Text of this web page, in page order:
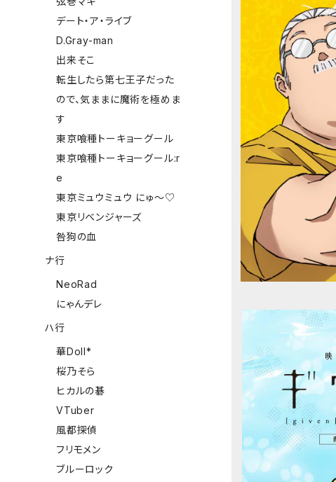
デート・ア・ライブ
D.Gray-man
出来そこ
転生したら第七王子だった
ので、気ままに魔術を極めま
す
東京喰種トーキョーグール
東京喰種トーキョーグール:r
e
東京ミュウミュウ にゅ～♡
東京リベンジャーズ
咎狗の血
ナ行
NeoRad
にゃんデレ
ハ行
華Doll*
桜乃そら
ヒカルの碁
VTuber
風都探偵
フリモメン
ブルーロック